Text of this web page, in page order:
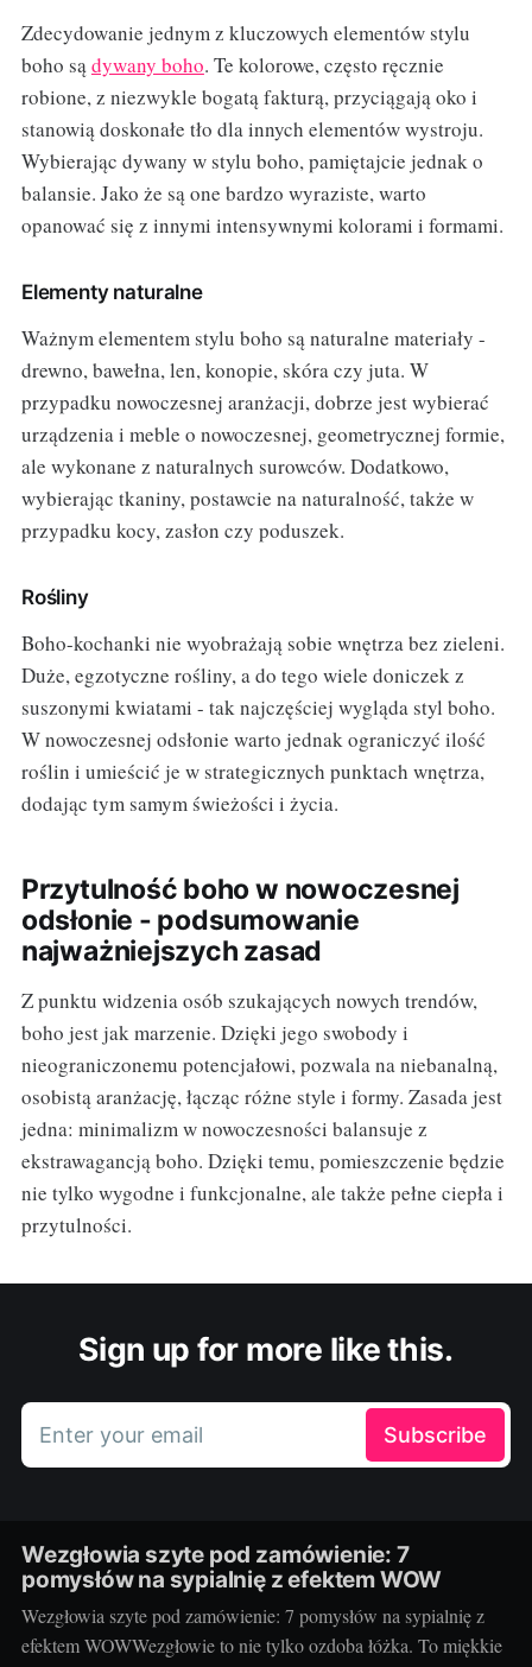
Zdecydowanie jednym z kluczowych elementów stylu
boho sądywany boho. Te kolorowe, często ręcznie
robione, z niezwykle bogatą fakturą, przyciągają oko i
stanowią doskonałe tło dla innych elementów wystroju.
Wybierając dywany w stylu boho, pamiętajcie jednak o
balansie. Jako że są one bardzo wyraziste, warto
opanować się z innymi intensywnymi kolorami i formami.
Elementy naturalne
Ważnym elementem stylu boho są naturalne materiały -
drewno, bawełna, len, konopie, skóra czy juta. W
przypadku nowoczesnej aranżacji, dobrze jest wybierać
urządzenia i meble o nowoczesnej, geometrycznej formie,
ale wykonane z naturalnych surowców. Dodatkowo,
wybierając tkaniny, postawcie na naturalność, także w
przypadku kocy, zasłon czy poduszek.
Rośliny
Boho-kochanki nie wyobrażają sobie wnętrza bez zieleni.
Duże, egzotyczne rośliny, a do tego wiele doniczek z
suszonymi kwiatami - tak najczęściej wygląda styl boho.
W nowoczesnej odsłonie warto jednak ograniczyć ilość
roślin i umieścić je w strategicznych punktach wnętrza,
dodając tym samym świeżości i życia.
Przytulność boho w nowoczesnej
odsłonie - podsumowanie
najważniejszych zasad
Z punktu widzenia osób szukających nowych trendów,
boho jest jak marzenie. Dzięki jego swobody i
nieograniczonemu potencjałowi, pozwala na niebanalną,
osobistą aranżację, łącząc różne style i formy. Zasada jest
jedna: minimalizm w nowoczesności balansuje z
ekstrawagancją boho. Dzięki temu, pomieszczenie będzie
nie tylko wygodne i funkcjonalne, ale także pełne ciepła i
przytulności.
Sign up for more like this.
Enter your email Subscribe
Wezgłowia szyte pod zamówienie: 7
pomysłów na sypialnię z efektem WOW
Wezgłowia szyte pod zamówienie: 7 pomysłów na sypialnię z
efektem WOWWezgłowie to nie tylko ozdoba łóżka. To miękkie